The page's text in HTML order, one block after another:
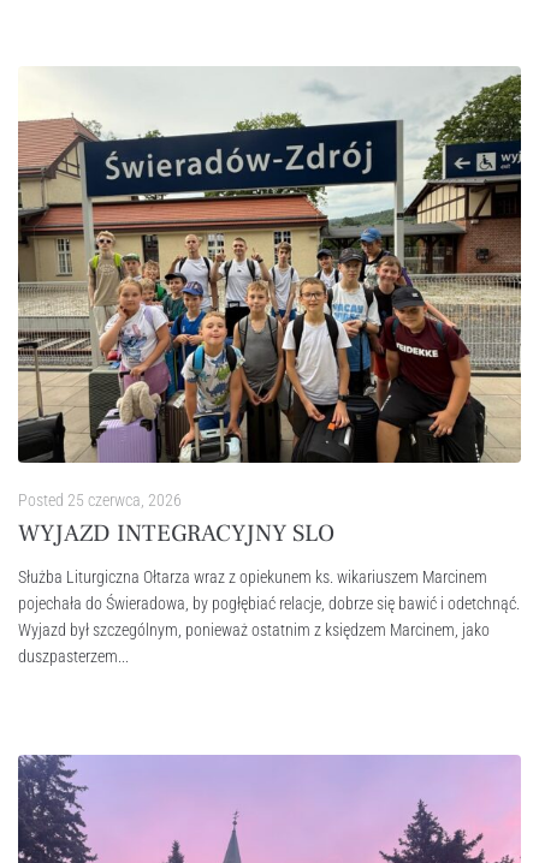
Posted 25 czerwca, 2026
WYJAZD INTEGRACYJNY SLO
Służba Liturgiczna Ołtarza wraz z opiekunem ks. wikariuszem Marcinem
pojechała do Świeradowa, by pogłębiać relacje, dobrze się bawić i odetchnąć.
Wyjazd był szczególnym, ponieważ ostatnim z księdzem Marcinem, jako
duszpasterzem...